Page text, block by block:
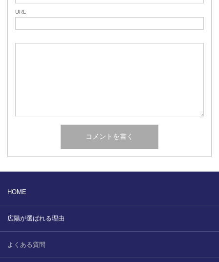
URL
HOME
広陽が選ばれる理由
よくある質問